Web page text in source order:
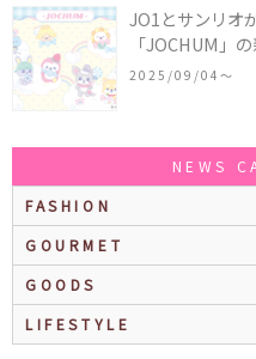
JO1とサンリオ
「JOCHUM」
ザインシリーズ
2025/09/04〜
NEWS
FASHION
GOURMET
GOODS
LIFESTYLE